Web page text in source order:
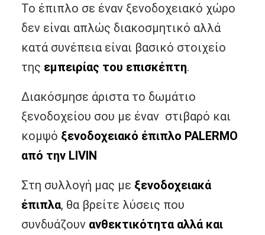
Το έπιπλο σε έναν ξενοδοχειακό χώρο
δεν είναι απλώς διακοσμητικό αλλά
κατά συνέπεια είναι βασικό στοιχείο
της εμπειρίας του επισκέπτη.
Διακόσμησε άριστα το δωμάτιο
ξενοδοχείου σου με έναν στιβαρό και
κομψό ξενοδοχειακό έπιπλο PALERMO
από την LIVIN
Στη συλλογή μας με ξενοδοχειακά
έπιπλα, θα βρείτε λύσεις που
συνδυάζουν ανθεκτικότητα αλλά και